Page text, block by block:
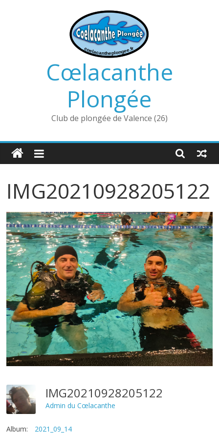
Cœlacanthe
Plongée
Club de plongée de Valence (26)
IMG20210928205122
IMG20210928205122
Admin du Cœlacanthe
Album: 2021_09_14